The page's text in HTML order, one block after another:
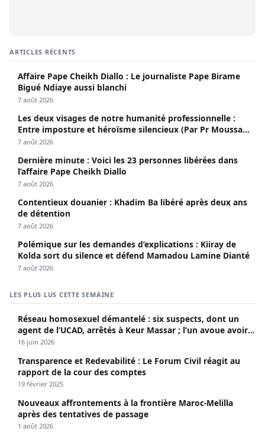
ARTICLES RÉCENTS
Affaire Pape Cheikh Diallo : Le journaliste Pape Birame
Bigué Ndiaye aussi blanchi
7 août 2026
Les deux visages de notre humanité professionnelle :
Entre imposture et héroïsme silencieux (Par Pr Moussa
Seydi)
7 août 2026
Dernière minute : Voici les 23 personnes libérées dans
l’affaire Pape Cheikh Diallo
7 août 2026
Contentieux douanier : Khadim Ba libéré après deux ans
de détention
7 août 2026
Polémique sur les demandes d’explications : Kiiray de
Kolda sort du silence et défend Mamadou Lamine Dianté
7 août 2026
LES PLUS LUS CETTE SEMAINE
Réseau homosexuel démantelé : six suspects, dont un
agent de l’UCAD, arrêtés à Keur Massar ; l’un avoue avoir
propagé le VIH depuis 2018
16 juin 2026
Transparence et Redevabilité : Le Forum Civil réagit au
rapport de la cour des comptes
19 février 2025
Nouveaux affrontements à la frontière Maroc-Melilla
après des tentatives de passage
1 août 2026